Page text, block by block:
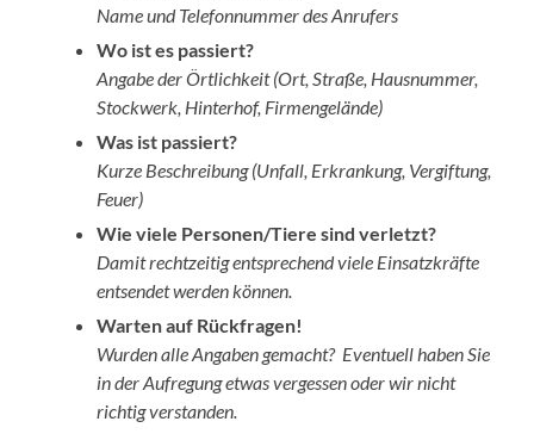
Name und Telefonnummer des Anrufers
Wo ist es passiert?
Angabe der Örtlichkeit (Ort, Straße, Hausnummer,
Stockwerk, Hinterhof, Firmengelände)
Was ist passiert?
Kurze Beschreibung (Unfall, Erkrankung, Vergiftung,
Feuer)
Wie viele Personen/Tiere sind verletzt?
Damit rechtzeitig entsprechend viele Einsatzkräfte
entsendet werden können.
Warten auf Rückfragen!
Wurden alle Angaben gemacht? Eventuell haben Sie
in der Aufregung etwas vergessen oder wir nicht
richtig verstanden.